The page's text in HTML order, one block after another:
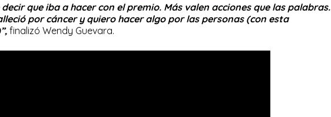
decir que iba a hacer con el premio. Más valen acciones que las palabras.
por cáncer y quiero hacer algo por las personas (con esta
finalizó Wendy Guevara.